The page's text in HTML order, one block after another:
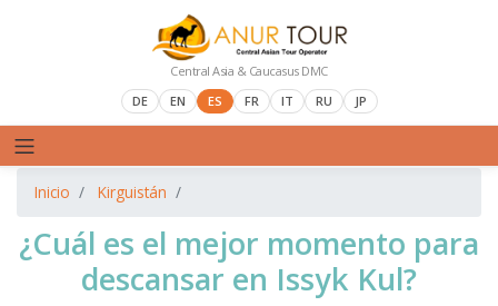
Central Asia & Caucasus DMC
DE
EN ES FR IT RU JP
Inicio Kirguistán
¿Cuál es el mejor momento para
descansar en Issyk Kul?